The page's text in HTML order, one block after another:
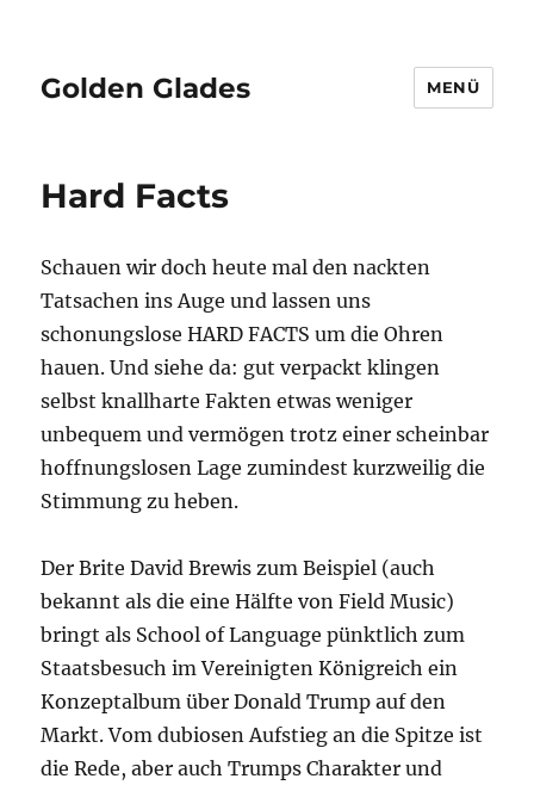
Golden Glades MENÜ
Hard Facts
Schauen wir doch heute mal den nackten
Tatsachen ins Auge und lassen uns
schonungslose HARD FACTS um die Ohren
hauen. Und siehe da: gut verpackt klingen
selbst knallharte Fakten etwas weniger
unbequem und vermögen trotz einer scheinbar
hoffnungslosen Lage zumindest kurzweilig die
Stimmung zu heben.
Der Brite David Brewis zum Beispiel (auch
bekannt als die eine Hälfte von Field Music)
bringt als School of Language pünktlich zum
Staatsbesuch im Vereinigten Königreich ein
Konzeptalbum über Donald Trump auf den
Markt. Vom dubiosen Aufstieg an die Spitze ist
die Rede, aber auch Trumps Charakter und